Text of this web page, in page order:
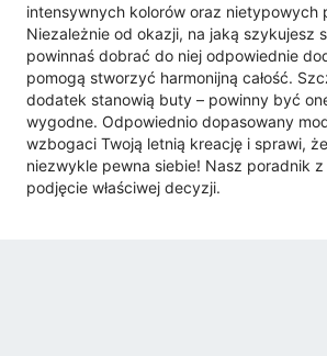
intensywnych kolorów oraz nietypowych
Niezależnie od okazji, na jaką szykujesz
powinnaś dobrać do niej odpowiednie
pomogą stworzyć harmonijną całość.
dodatek stanowią buty – powinny być
wygodne. Odpowiednio dopasowany
wzbogaci Twoją letnią kreację i sprawi,
niezwykle pewna siebie! Nasz poradnik z
podjęcie właściwej decyzji.